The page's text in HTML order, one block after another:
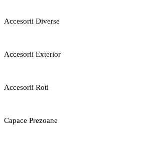
Accesorii Diverse
Accesorii Exterior
Accesorii Roti
Capace Prezoane